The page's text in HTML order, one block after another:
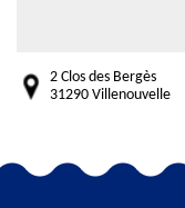
2 Clos des Bergès
31290 Villenouvelle